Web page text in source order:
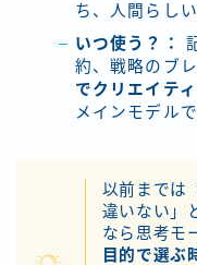
ち、人間らし
いつ使う？：
約、戦略のブ
でクリエイテ
メインモデルで
以前までは
違いない」
なら思考モ
目的で選ぶ